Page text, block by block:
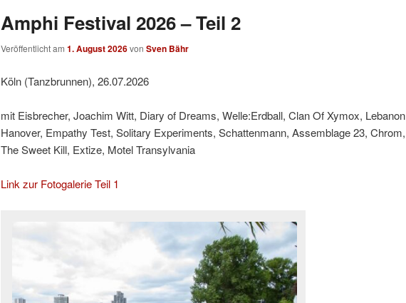
Amphi Festival 2026 – Teil 2
Veröffentlicht am 1. August 2026von Sven Bähr
Köln (Tanzbrunnen), 26.07.2026
mit Eisbrecher, Joachim Witt, Diary of Dreams, Welle:Erdball, Clan Of Xymox, Lebanon
Hanover, Empathy Test, Solitary Experiments, Schattenmann, Assemblage 23, Chrom,
The Sweet Kill, Extize, Motel Transylvania
Link zur Fotogalerie Teil 1